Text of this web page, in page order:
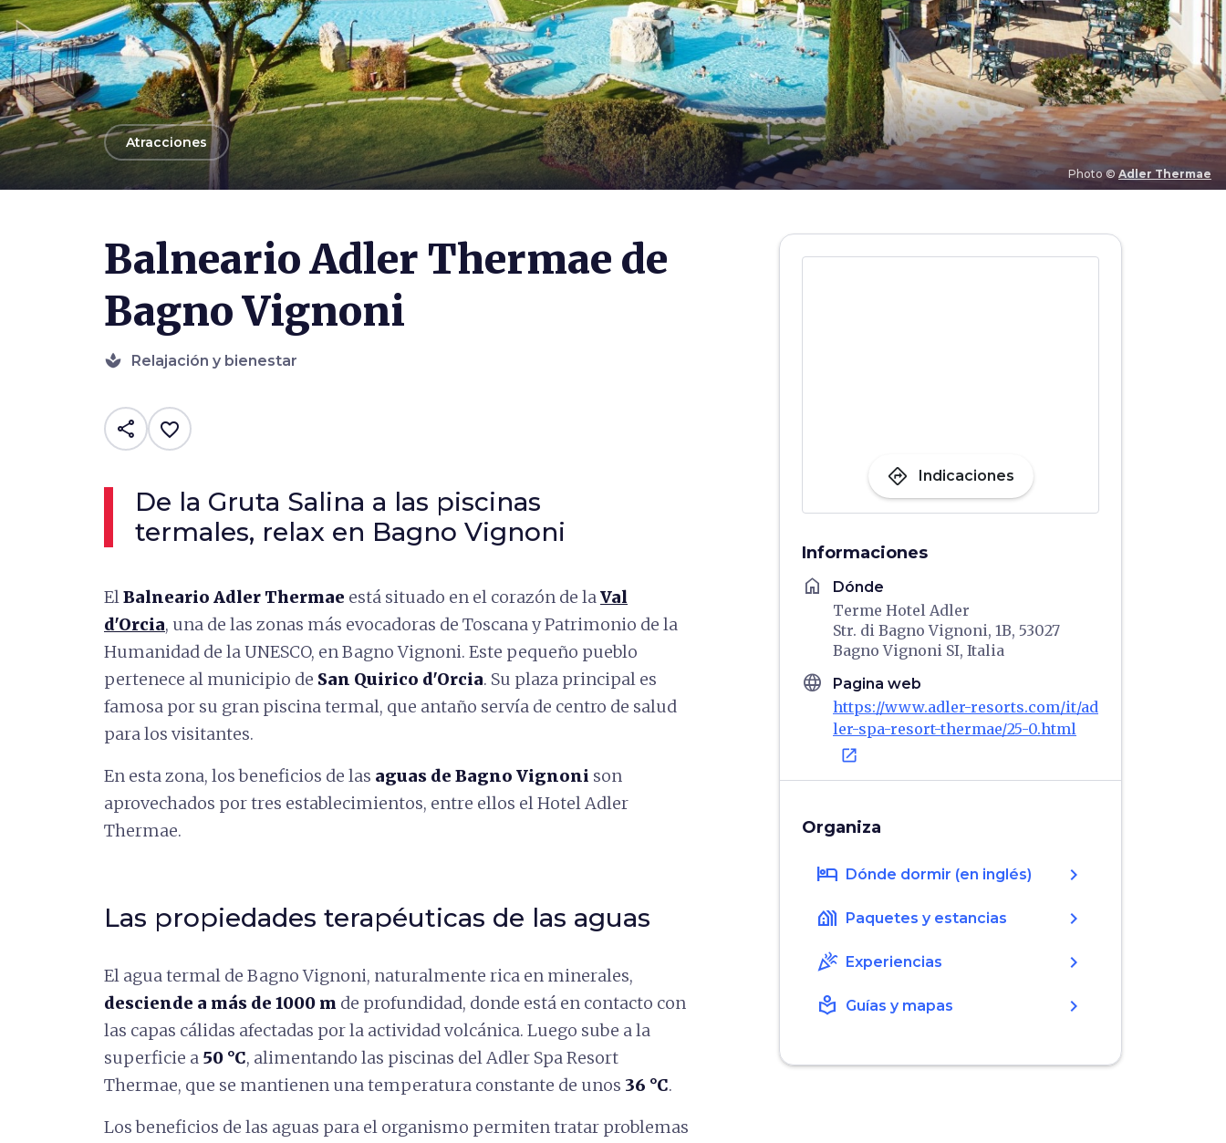
Photo © Adler Thermae
arrow_backAtracciones
Balneario Adler Thermae de
Bagno Vignoni
spa Relajación y bienestar
share favorite_border
De la Gruta Salina a las piscinas
termales, relax en Bagno Vignoni
ElBalneario Adler Thermae está situado en el corazón de laVal
d'Orcia, una de las zonas más evocadoras de Toscana y Patrimonio de la
Humanidad de la UNESCO, en Bagno Vignoni. Este pequeño pueblo
pertenece al municipio de San Quirico d'Orcia. Su plaza principal es
famosa por su gran piscina termal, que antaño servía de centro de salud
para los visitantes.
En esta zona, los beneficios de las aguas de Bagno Vignoni son
aprovechados por tres establecimientos, entre ellos el Hotel Adler
Thermae.
Las propiedades terapéuticas de las aguas
El agua termal de Bagno Vignoni, naturalmente rica en minerales,
desciende a más de 1000 m de profundidad, donde está en contacto con
las capas cálidas afectadas por la actividad volcánica. Luego sube a la
superficie a 50 °C, alimentando las piscinas del Adler Spa Resort
Thermae, que se mantienen una temperatura constante de unos 36 °C.
Los beneficios de las aguas para el organismo permiten tratar problemas
directions Indicaciones
Informaciones
home Dónde
Terme Hotel Adler
Str. di Bagno Vignoni, 1B, 53027
Bagno Vignoni SI, Italia
language Pagina web
https://www.adler-resorts.com/it/ad
ler-spa-resort-thermae/25-0.html
open_in_new
Organiza
hotel Dónde dormir (en inglés) chevron_right
holiday_village Paquetes y estancias chevron_right
celebration Experiencias chevron_right
local_library Guías y mapas chevron_right